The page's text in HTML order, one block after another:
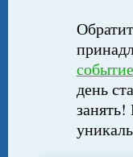
событие
день